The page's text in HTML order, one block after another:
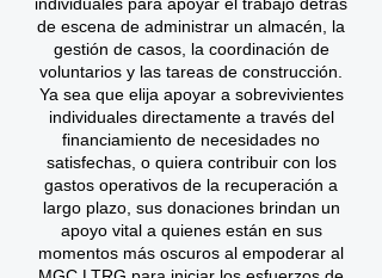
de escena de administrar un almacén, la
gestión de casos, la coordinación de
voluntarios y las tareas de construcción.
Ya sea que elija apoyar a sobrevivientes
individuales directamente a través del
financiamiento de necesidades no
satisfechas, o quiera contribuir con los
gastos operativos de la recuperación a
largo plazo, sus donaciones brindan un
apoyo vital a quienes están en sus
momentos más oscuros al empoderar al